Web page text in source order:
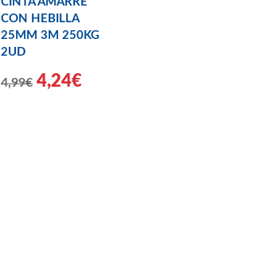
CON HEBILLA
25MM 3M 250KG
2UD
4,99€ 4,24€